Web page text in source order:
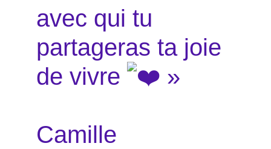
avec qui tu
partageras ta joie
de vivre
»
Camille